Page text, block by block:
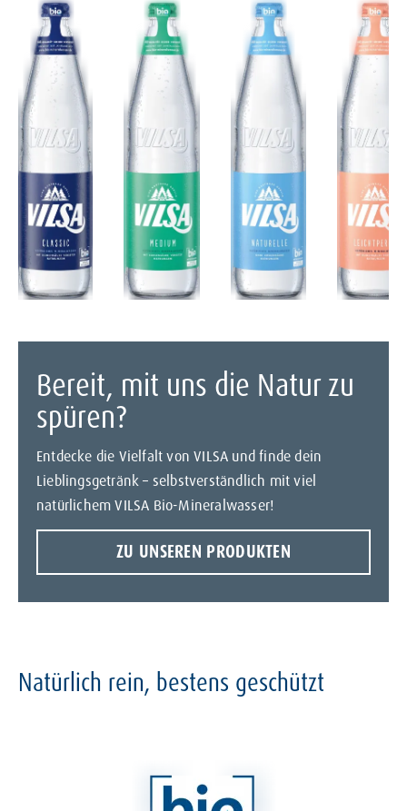
Bereit, mit uns die Natur zu
spüren?
Entdecke die Vielfalt von VILSA und finde dein
Lieblingsgetränk – selbstverständlich mit viel
natürlichem VILSA Bio-Mineralwasser!
ZU UNSEREN PRODUKTEN
Natürlich rein, bestens geschützt